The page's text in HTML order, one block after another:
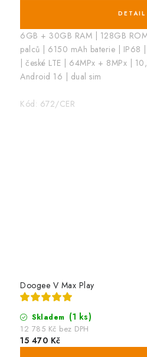
6GB + 30GB RAM | 128GB
palců | 6150 mAh baterie | IP68
| české LTE | 64MPx + 8MPx |
Android 16 | dual sim
Kód: 672/CER
Doogee V Max Play
Skladem (1 ks)
12 785 Kč bez DPH
15 470 Kč